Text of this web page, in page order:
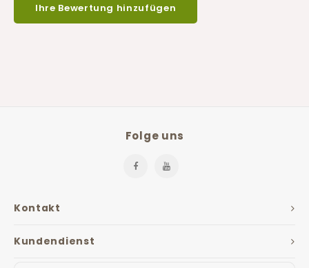
Ihre Bewertung hinzufügen
Kontakt
Folge uns
Kundendienst